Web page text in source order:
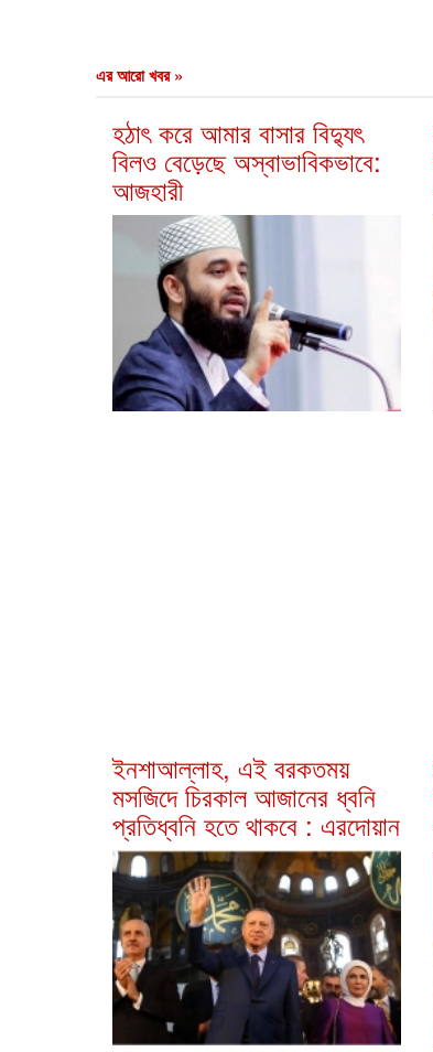
এর আরো খবর »
হঠাৎ করে আমার বাসার বিদ্যুৎ
বিলও বেড়েছে অস্বাভাবিকভাবে:
আজহারী
ইনশাআল্লাহ, এই বরকতময়
মসজিদে চিরকাল আজানের ধ্বনি
প্রতিধ্বনি হতে থাকবে : এরদোয়ান